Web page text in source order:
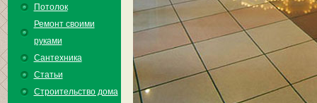
Потолок
Ремонт своими
руками
Сантехника
Статьи
Строительство дома